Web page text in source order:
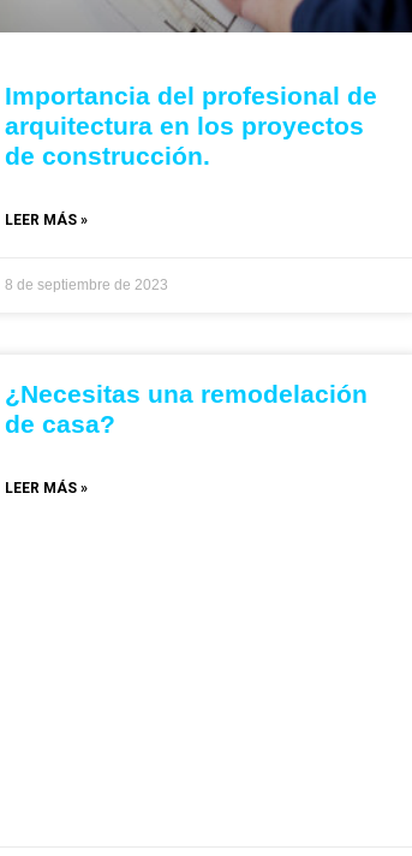
Importancia del profesional de
arquitectura en los proyectos
de construcción.
LEER MÁS »
8 de septiembre de 2023
¿Necesitas una remodelación
de casa?
LEER MÁS »